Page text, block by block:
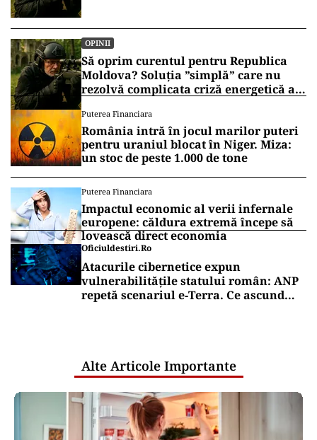
OPINII
Să oprim curentul pentru Republica
Moldova? Soluția ”simplă” care nu
rezolvă complicata criză energetică a
Puterea Financiara
România intră în jocul marilor puteri
pentru uraniul blocat în Niger. Miza:
un stoc de peste 1.000 de tone
Puterea Financiara
Impactul economic al verii infernale
europene: căldura extremă începe să
lovească direct economia
Oficiuldestiri.ro
Atacurile cibernetice expun
vulnerabilitățile statului român: ANP
repetă scenariul e‑Terra. Ce ascund
Alte Articole Importante